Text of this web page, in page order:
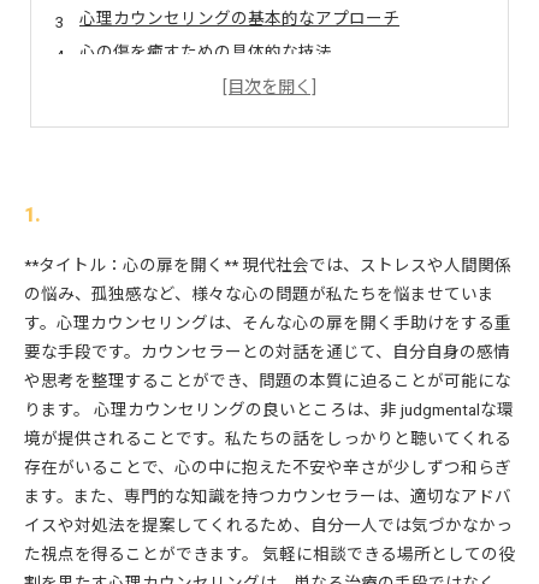
心理カウンセリングの基本的なアプローチ
心の傷を癒すための具体的な技法
カウンセリングがもたらす効果と実際の体験談
1.
**タイトル：心の扉を開く** 現代社会では、ストレスや人間関係
の悩み、孤独感など、様々な心の問題が私たちを悩ませていま
す。心理カウンセリングは、そんな心の扉を開く手助けをする重
要な手段です。カウンセラーとの対話を通じて、自分自身の感情
や思考を整理することができ、問題の本質に迫ることが可能にな
ります。 心理カウンセリングの良いところは、非 judgmentalな環
境が提供されることです。私たちの話をしっかりと聴いてくれる
存在がいることで、心の中に抱えた不安や辛さが少しずつ和らぎ
ます。また、専門的な知識を持つカウンセラーは、適切なアドバ
イスや対処法を提案してくれるため、自分一人では気づかなかっ
た視点を得ることができます。 気軽に相談できる場所としての役